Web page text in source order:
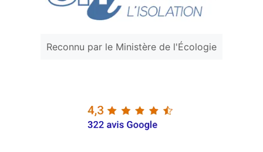
Reconnu par le Ministère de l'Écologie